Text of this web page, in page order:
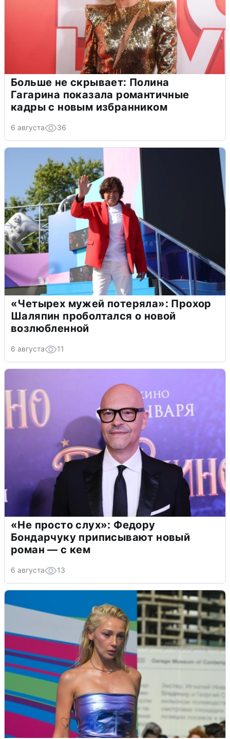
Больше не скрывает: Полина
Гагарина показала романтичные
кадры с новым избранником
6 августа 36
«Четырех мужей потеряла»: Прохор
Шаляпин проболтался о новой
возлюбленной
6 августа 11
«Не просто слух»: Федору
Бондарчуку приписывают новый
роман — с кем
6 августа 13